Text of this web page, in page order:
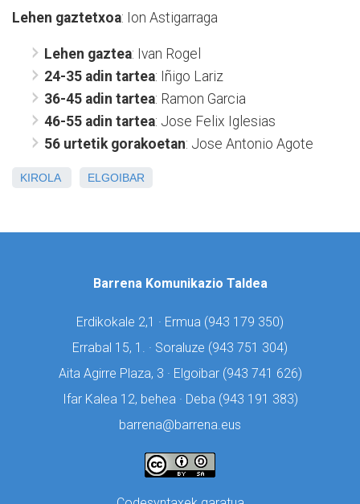
Lehen gaztetxoa: Ion Astigarraga
Lehen gaztea: Ivan Rogel
24-35 adin tartea: Iñigo Lariz
36-45 adin tartea: Ramon Garcia
46-55 adin tartea: Jose Felix Iglesias
56 urtetik gorakoetan: Jose Antonio Agote
KIROLA ELGOIBAR
Barrena Komunikazio Taldea
Erdikokale 2,1 · Ermua (943 179 350)
Errabal 15, 1. · Soraluze (943 751 304)
Aita Agirre Plaza, 3 · Elgoibar (943 741 626)
Ifar Kalea 12, behea · Deba (943 191 383)
barrena@barrena.eus